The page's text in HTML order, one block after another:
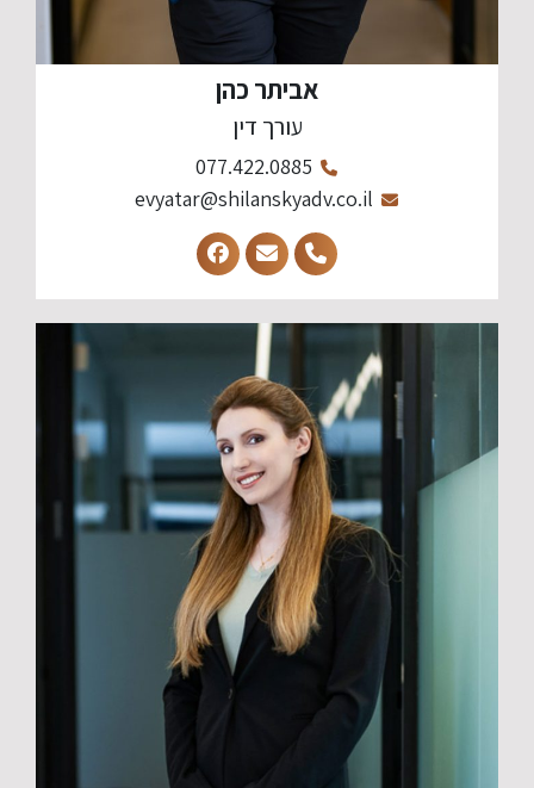
אביתר כהן
עורך דין
077.422.0885
evyatar@shilanskyadv.co.il